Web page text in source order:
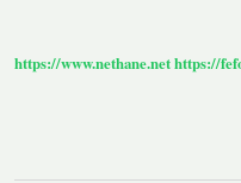
https://www.nethane.nethttps://